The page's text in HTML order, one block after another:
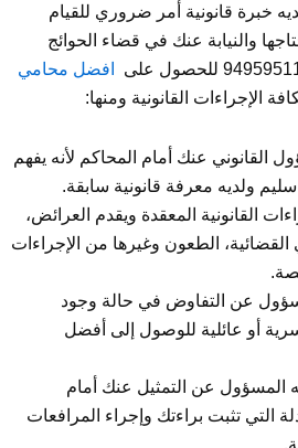
خبرة قانونية أمر ضروري للقيام
والنيابة عنك في قضاء الحوائج
افضل محامي
الإجراءات القانونية ومنها:
القانوني عنك أمام المحاكم لأنه يفهم
ولديه معرفة قانونية سابقة.
القانونية المعقدة ويقدم العرائض،
القضائية، الطعون وغيرها من الإجراءات
عن التفاوض في حالة وجود
أو عائلية للوصول إلى أفضل
المسؤول عن التمثيل عنك أمام
التي تثبت براءتك وإجراء المرافعات